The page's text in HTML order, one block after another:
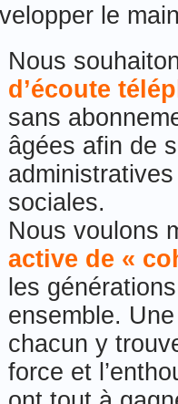
le
Nous
d’écoute
sans
âgées afin de
sociales.
Nous voulons
active de «
les
ensemble.
chacun y
force et